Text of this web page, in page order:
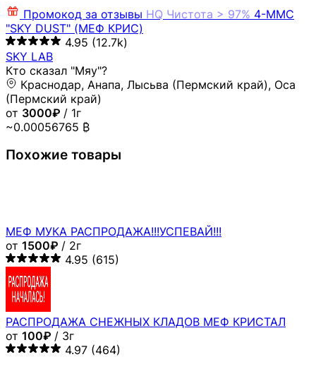
Промокод за отзывы HQ Чистота > 97% 4-MMC
"SKY DUST" (МЕФ КРИС)
4.95 (12.7k)
SKY LAB
Кто сказал "Мяу"?
Краснодар, Анапа, Лысьва (Пермский край), Оса
(Пермский край)
от 3000₽ / 1г
~0.00056765 ₿
Похожие товары
МЕФ МУКА РАСПРОДАЖА!!!УСПЕВАЙ!!!
от 1500₽ / 2г
4.95 (615)
РАСПРОДАЖА СНЕЖНЫХ КЛАДОВ МЕФ КРИСТАЛ
от 100₽ / 3г
4.97 (464)